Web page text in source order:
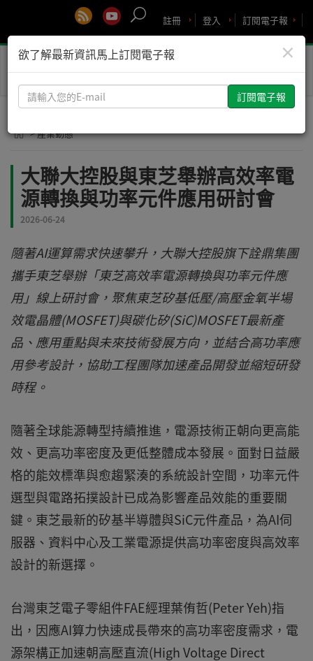
訂閱電子報
登入
註冊
Toggle
> 產業動態
大聯大控股與東芝舉辦高效率電
源轉換與功率元件應用研討會
2026-06-24
隨著AI運算需求快速攀升，大聯大控股旗下詮鼎集團
攜手東芝舉辦「東芝高效率電源轉換與功率元件應
用」線上研討會，聚焦東芝矽基低壓/高壓金氧半場
效電晶體(MOSFET)與碳化矽(SiC)MOSFET最新產
品、應用重點與未來技術發展方向，並結合高功率應
用參考設計，協助工程團隊加速產品開發並縮短研發
時程。
隨著全球能源轉型持續推進，電源技術正朝向更高能
效、更高功率密度及更低整體成本發展。面對日益嚴
格的能效標準與愈趨緊湊的系統設計空間，功率元件
選型與電路拓撲設計已成為影響產品效能的重要關
鍵。東芝最新的矽基半導體與SiC元件產品，為AI伺
服器、資料中心及工業電源提供高功率密度與高效率
設計的新選擇。
台灣東芝電子零組件FAE經理葉侑哲(Peter Yeh)指
出，因應AI算力快速成長帶來的高功率密度需求，電
源架構正加速朝高壓直流(High Voltage Direct
×
欲了解最新資訊馬上訂閱電子報
請
輸
您
E-
mail